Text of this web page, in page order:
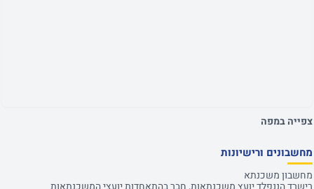
צפייה במפה
מחשבונים ורישיונות
מחשבון משכנתא